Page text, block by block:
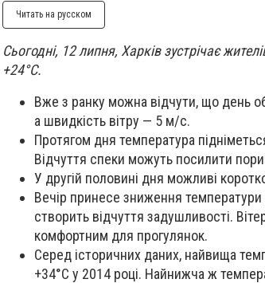
Читать на русском
Сьогодні, 12 липня, Харків зустрічає
+24°C.
Вже з ранку можна відчути, що день
а швидкість вітру — 5 м/с.
Протягом дня температура
Відчуття спеки можуть посилити
У другій половині дня можливі
Вечір принесе зниження
створить відчуття задушливості.
комфортним для прогулянок.
Серед історичних даних, найвища
+34°C у 2014 році. Найнижча ж